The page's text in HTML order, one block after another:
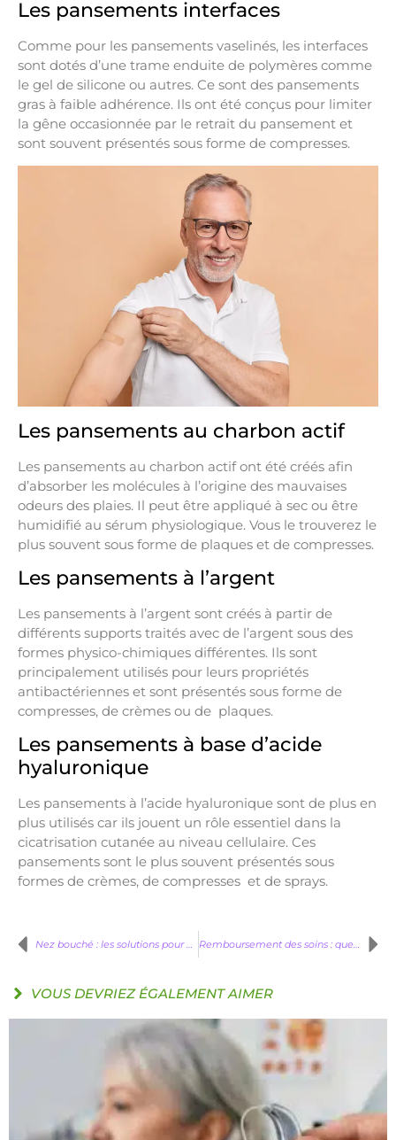
Les pansements interfaces
Comme pour les pansements vaselinés, les interfaces
sont dotés d’une trame enduite de polymères comme
le gel de silicone ou autres. Ce sont des pansements
gras à faible adhérence. Ils ont été conçus pour limiter
la gêne occasionnée par le retrait du pansement et
sont souvent présentés sous forme de compresses.
Les pansements au charbon actif
Les pansements au charbon actif ont été créés afin
d’absorber les molécules à l’origine des mauvaises
odeurs des plaies. Il peut être appliqué à sec ou être
humidifié au sérum physiologique. Vous le trouverez le
plus souvent sous forme de plaques et de compresses.
Les pansements à l’argent
Les pansements à l’argent sont créés à partir de
différents supports traités avec de l’argent sous des
formes physico-chimiques différentes. Ils sont
principalement utilisés pour leurs propriétés
antibactériennes et sont présentés sous forme de
compresses, de crèmes ou de plaques.
Les pansements à base d’acide
hyaluronique
Les pansements à l’acide hyaluronique sont de plus en
plus utilisés car ils jouent un rôle essentiel dans la
cicatrisation cutanée au niveau cellulaire. Ces
pansements sont le plus souvent présentés sous
formes de crèmes, de compresses et de sprays.
Remboursement des soins : que faire en cas de problème ?
VOUS DEVRIEZ ÉGALEMENT AIMER